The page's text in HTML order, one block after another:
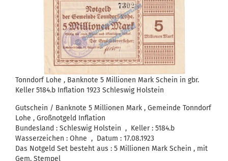
Tonndorf Lohe , Banknote 5 Millionen Mark Schein in gbr.
Keller 5184.b Inflation 1923 Schleswig Holstein
Gutschein / Banknote 5 Millionen Mark , Gemeinde Tonndorf
Lohe , Großnotgeld Inflation
Bundesland : Schleswig Holstein , Keller : 5184.b
Wasserzeichen : Ohne , Datum : 17.08.1923
Das Notgeld Set besteht aus : 5 Millionen Mark Schein , mit
Gem. Stempel